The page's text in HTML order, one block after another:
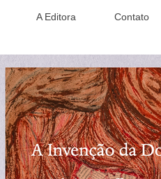
A Editora Contato